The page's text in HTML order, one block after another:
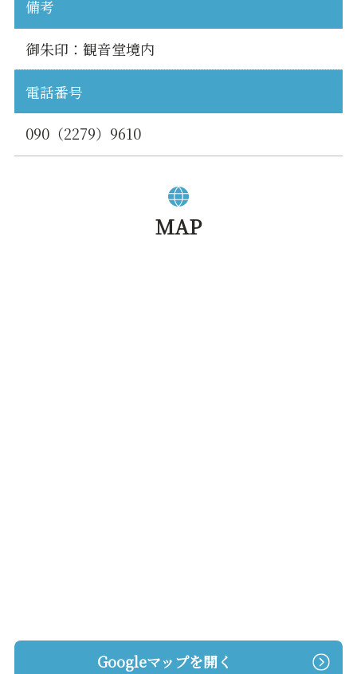
備考
御朱印：観音堂境内
電話番号
090（2279）9610
MAP
Googleマップを開く